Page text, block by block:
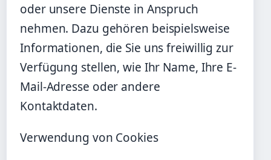
oder unsere Dienste in Anspruch
nehmen. Dazu gehören beispielsweise
Informationen, die Sie uns freiwillig zur
Verfügung stellen, wie Ihr Name, Ihre E-
Mail-Adresse oder andere
Kontaktdaten.
Verwendung von Cookies